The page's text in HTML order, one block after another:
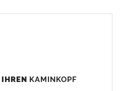
KAMINKOPF